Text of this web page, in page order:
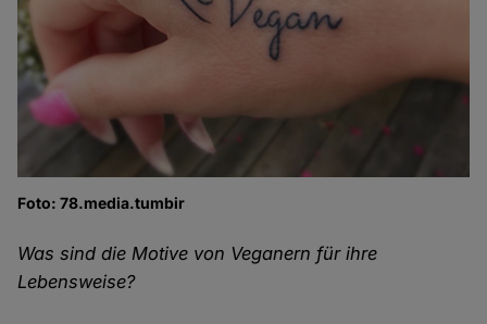
Foto: 78.media.tumbir
Was sind die Motive von Veganern für ihre
Lebensweise?